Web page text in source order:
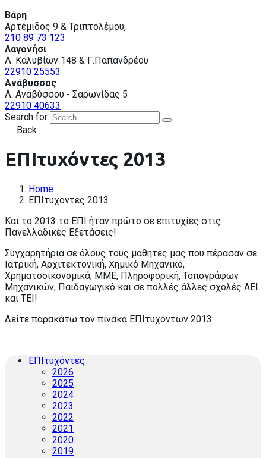
Βάρη
Αρτέμιδος 9 & Τριπτολέμου,
210 89 73 123
Λαγονήσι
Λ. Καλυβίων 148 & Γ.Παπανδρέου
22910 25553
Ανάβυσσος
Λ. Αναβύσσου - Σαρωνίδας 5
22910 40633
Search for
Back
ΕΠΙτυχόντες 2013
Home
ΕΠΙτυχόντες 2013
Και το 2013 το ΕΠΙ ήταν πρώτο σε επιτυχίες στις
Πανελλαδικές Εξετάσεις!
Συγχαρητήρια σε όλους τους μαθητές μας που πέρασαν σε
Ιατρική, Αρχιτεκτονική, Χημικό Μηχανικό,
Χρηματοοικονομικά, ΜΜΕ, Πληροφορική, Τοπογράφων
Μηχανικών, Παιδαγωγικό και σε πολλές άλλες σχολές ΑΕΙ
και ΤΕΙ!
Δείτε παρακάτω τον πίνακα ΕΠΙτυχόντων 2013:
ΕΠΙτυχόντες
2026
2025
2024
2023
2022
2021
2020
2019